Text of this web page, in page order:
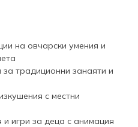
на овчарски умения и
за традиционни занаяти и
с местни
и игри за деца с анимация